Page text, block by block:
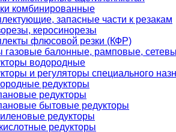
комбинированные
запасные части к резакам
керосинорезы
флюсовой резки (КФР)
газовые балонные, рамповые,
водородные
и регуляторы специального
редукторы
редукторы
бытовые редукторы
редукторы
редукторы